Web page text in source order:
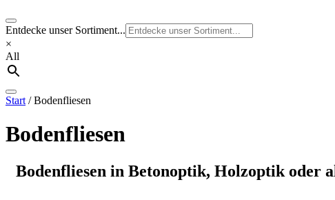
Entdecke unser Sortiment...
×
All
Start / Bodenfliesen
Bodenfliesen
Bodenfliesen in Betonoptik, Holzoptik oder